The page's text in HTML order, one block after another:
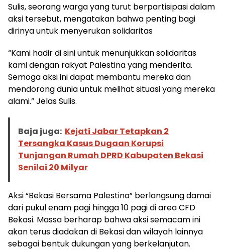
Sulis, seorang warga yang turut berpartisipasi dalam
aksi tersebut, mengatakan bahwa penting bagi
dirinya untuk menyerukan solidaritas
“Kami hadir di sini untuk menunjukkan solidaritas
kami dengan rakyat Palestina yang menderita.
Semoga aksi ini dapat membantu mereka dan
mendorong dunia untuk melihat situasi yang mereka
alami.” Jelas Sulis.
Baja juga: Kejati Jabar Tetapkan 2
Tersangka Kasus Dugaan Korupsi
Tunjangan Rumah DPRD Kabupaten Bekasi
Senilai 20 Milyar
Aksi “Bekasi Bersama Palestina” berlangsung damai
dari pukul enam pagi hingga 10 pagi di area CFD
Bekasi. Massa berharap bahwa aksi semacam ini
akan terus diadakan di Bekasi dan wilayah lainnya
sebagai bentuk dukungan yang berkelanjutan.